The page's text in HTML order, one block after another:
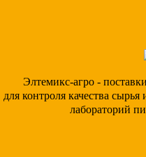
Элтемикс-агро -
для контроля качества
лабораторий